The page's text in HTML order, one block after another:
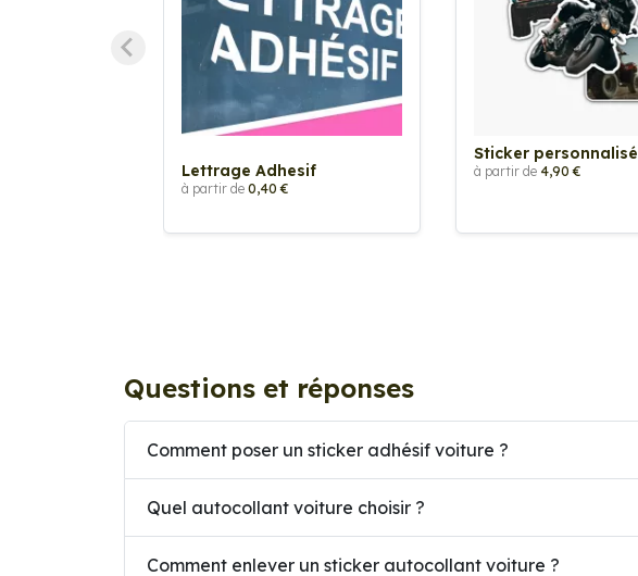
Lettrage Adhesif
à partir de 0,40 €
Sticker personnalisé
à partir de 4,90 €
Questions et réponses
Comment poser un sticker adhésif voiture ?
Quel autocollant voiture choisir ?
Comment enlever un sticker autocollant voiture ?